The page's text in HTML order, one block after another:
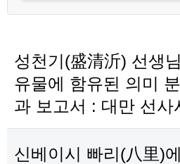
성천기(盛清沂) 선생
유물에 함유된 의미
과 보고서 : 대만 선사
신베이시 빠리(八里)